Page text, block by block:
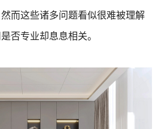
而这些诸多问题看似很难被理解
是否专业却息息相关。